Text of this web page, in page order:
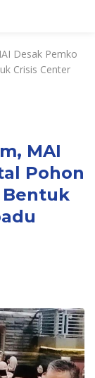
Desak Pemko
Crisis Center
MAI
Pohon
Bentuk